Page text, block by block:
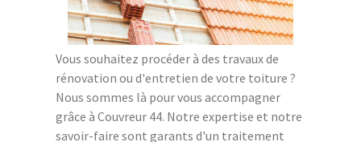
Vous souhaitez procéder à des travaux de
rénovation ou d'entretien de votre toiture ?
Nous sommes là pour vous accompagner
grâce à Couvreur 44. Notre expertise et notre
savoir-faire sont garants d'un traitement